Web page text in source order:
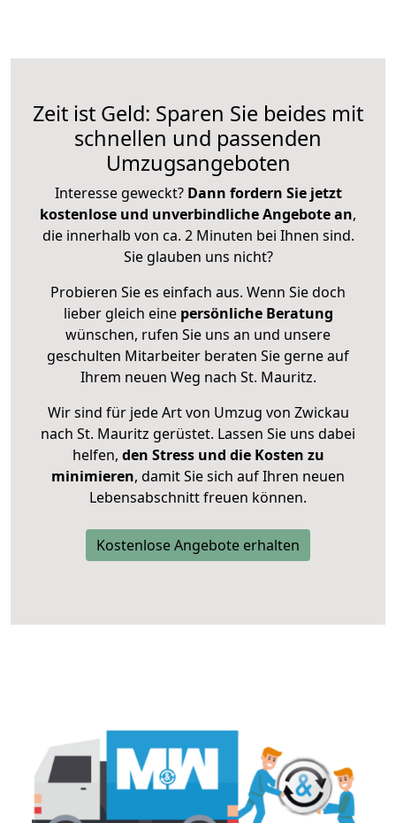
Zeit ist Geld: Sparen Sie beides mit
schnellen und passenden
Umzugsangeboten
Interesse geweckt? Dann fordern Sie jetzt
kostenlose und unverbindliche Angebote an,
die innerhalb von ca. 2 Minuten bei Ihnen sind.
Sie glauben uns nicht?
Probieren Sie es einfach aus. Wenn Sie doch
lieber gleich eine persönliche Beratung
wünschen, rufen Sie uns an und unsere
geschulten Mitarbeiter beraten Sie gerne auf
Ihrem neuen Weg nach St. Mauritz.
Wir sind für jede Art von Umzug von Zwickau
nach St. Mauritz gerüstet. Lassen Sie uns dabei
helfen, den Stress und die Kosten zu
minimieren, damit Sie sich auf Ihren neuen
Lebensabschnitt freuen können.
Kostenlose Angebote erhalten